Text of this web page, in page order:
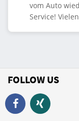
vom Auto
Service!
FOLLOW US